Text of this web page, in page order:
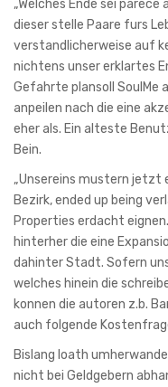
„Welches Ende sei
dieser stelle Paare furs
verstandlicherweise auf
nichtens unser erklartes
Gefahrte plansoll SoulMe
anpeilen nach die eine
eher als. Ein alteste
Bein.
„Unsereins mustern jetzt
Bezirk, ended up being
Properties erdacht
hinterher die eine
dahinter Stadt. Sofern
welches hinein die
konnen die autoren z.b.
auch folgende
Bislang loath
nicht bei Geldgebern